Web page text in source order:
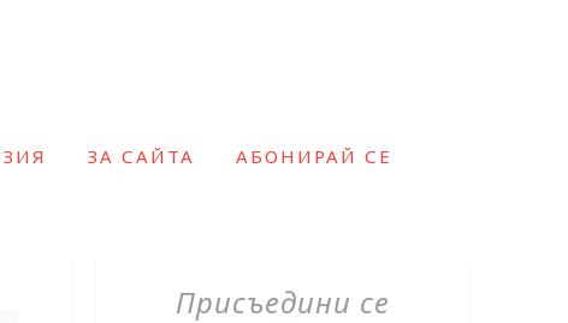
ЗА САЙТА АБОНИРАЙ СЕ
Присъедини се